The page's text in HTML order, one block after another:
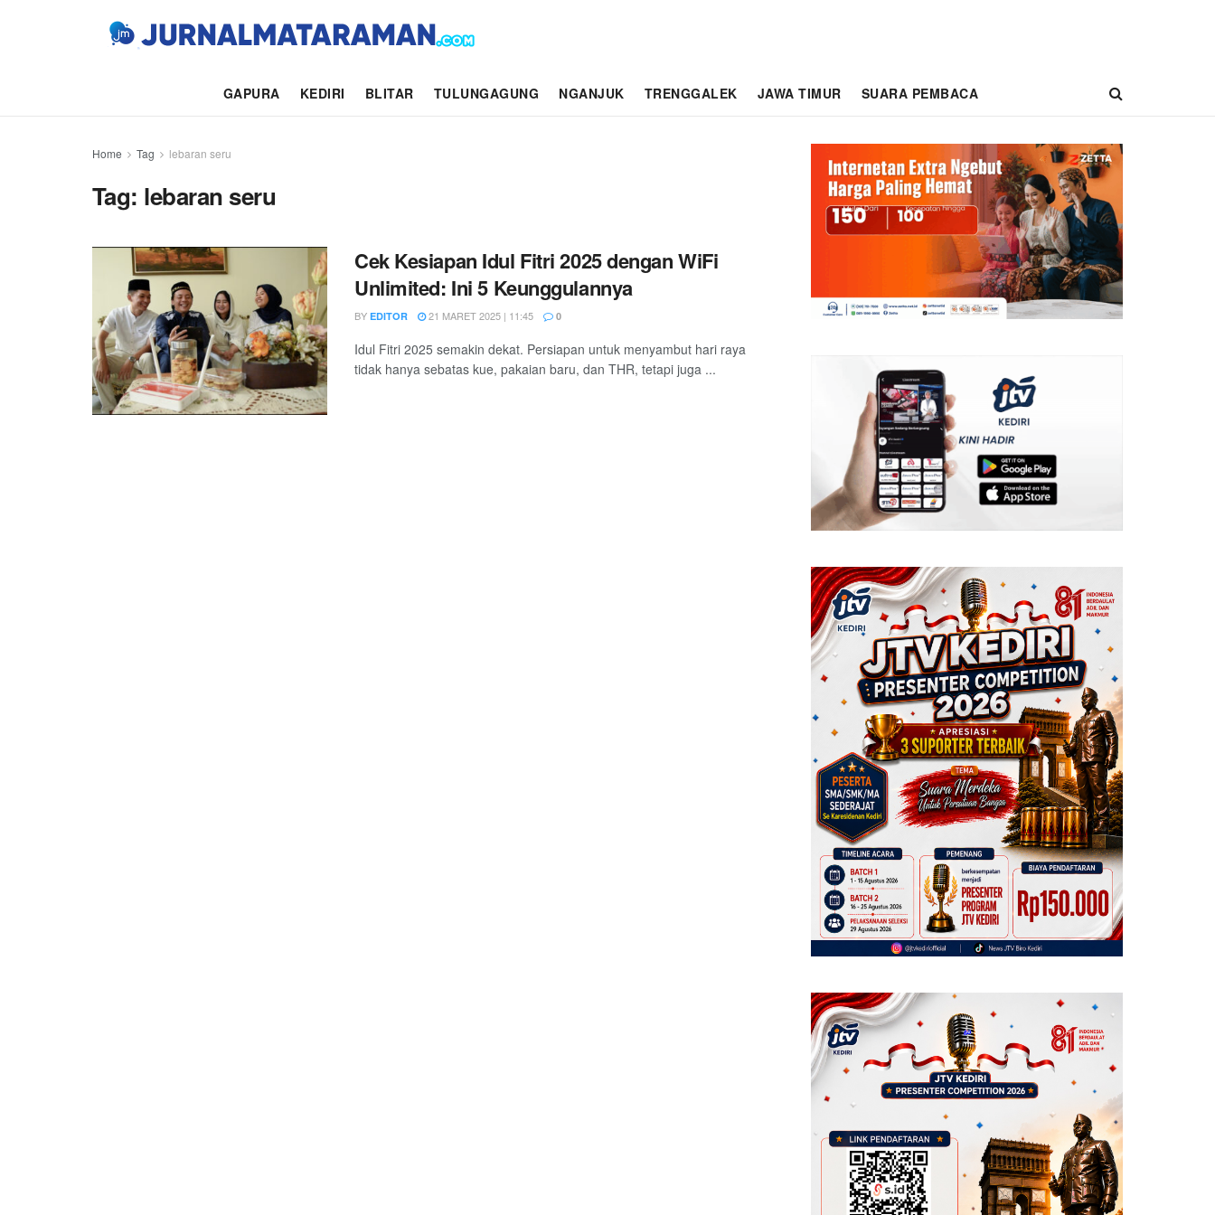
GAPURA KEDIRI BLITAR TULUNGAGUNG NGANJUK TRENGGALEK JAWA TIMUR SUARA PEMBACA
Home Tag lebaran seru
Tag: lebaran seru
Cek Kesiapan Idul Fitri 2025 dengan WiFi
Unlimited: Ini 5 Keunggulannya
BY EDITOR 21 MARET 2025 | 11:45 0
Idul Fitri 2025 semakin dekat. Persiapan untuk menyambut hari raya
tidak hanya sebatas kue, pakaian baru, dan THR, tetapi juga ...